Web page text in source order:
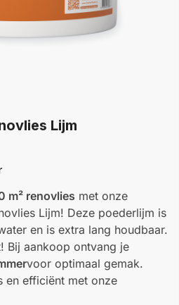
Lijm
m² renovlies met onze
Lijm! Deze poederlijm is
en is extra lang houdbaar.
Bij aankoop ontvang je
voor optimaal gemak.
en efficiënt met onze